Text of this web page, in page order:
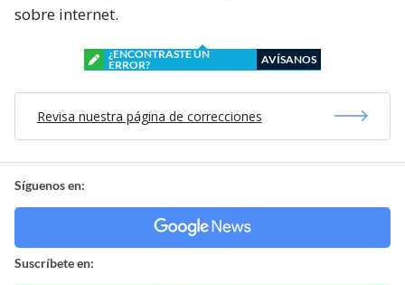
sobre internet.
¿ENCONTRASTE UN
ERROR?
AVÍSANOS
Revisa nuestra página de correcciones
Síguenos en:
Suscríbete en: